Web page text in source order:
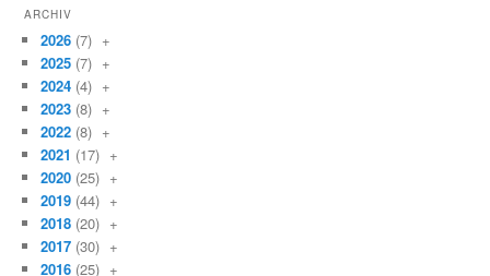
ARCHIV
2026 (7) +
2025 (7) +
2024 (4) +
2023 (8) +
2022 (8) +
2021 (17) +
2020 (25) +
2019 (44) +
2018 (20) +
2017 (30) +
2016 (25) +